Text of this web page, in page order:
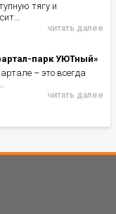
тягу и
читать далее
парк УЮТный»
– это всегда
читать далее